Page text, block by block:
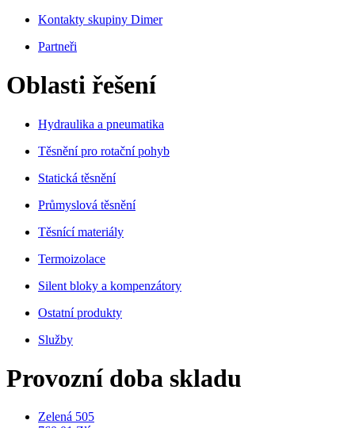
Kontakty skupiny Dimer
Partneři
Oblasti řešení
Hydraulika a pneumatika
Těsnění pro rotační pohyb
Statická těsnění
Průmyslová těsnění
Těsnící materiály
Termoizolace
Silent bloky a kompenzátory
Ostatní produkty
Služby
Provozní doba skladu
Zelená 505